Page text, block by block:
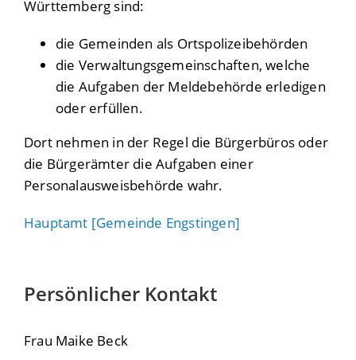
Württemberg sind:
die Gemeinden als Ortspolizeibehörden
die Verwaltungsgemeinschaften, welche
die Aufgaben der Meldebehörde erledigen
oder erfüllen.
Dort nehmen in der Regel die Bürgerbüros oder
die Bürgerämter die Aufgaben einer
Personalausweisbehörde wahr.
Hauptamt [Gemeinde Engstingen]
Persönlicher Kontakt
Frau Maike Beck